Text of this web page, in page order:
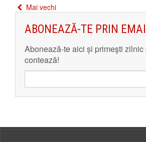
Mai vechi
ABONEAZĂ-TE PRIN
Abonează-te aici și primeşti
contează!